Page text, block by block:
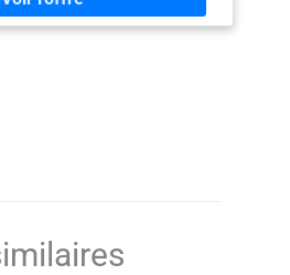
tour de jeu pour chat crée des
aussi d’échelle, ce terrain de